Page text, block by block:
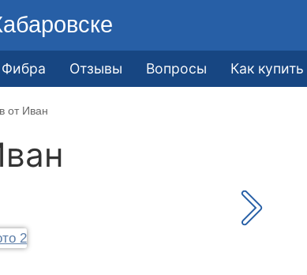
Фибра Отзывы Вопросы Как купить
от Иван